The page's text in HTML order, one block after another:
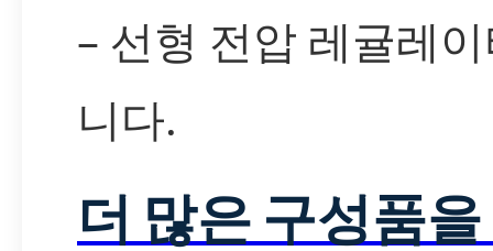
– 선형 전압 레귤레
니다.
더 많은 구성품